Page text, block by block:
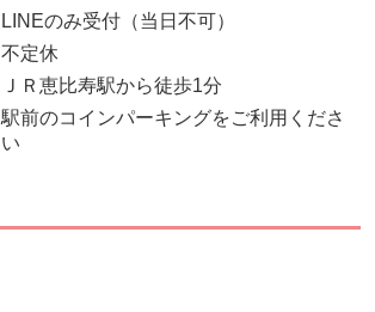
LINEのみ受付（当日不可）
不定休
ＪＲ恵比寿駅から徒歩1分
駅前のコインパーキングをご利用くださ
い